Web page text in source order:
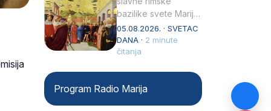
bazilike svete Marije
Velike (Santa Maria
Maggiore) u narodu
se slavi kao Gospa
05.08.2026. · SVETAC
DANA · 2 minute
čitanja
Program Radio Marija